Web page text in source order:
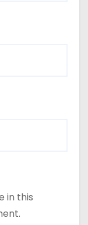
in this